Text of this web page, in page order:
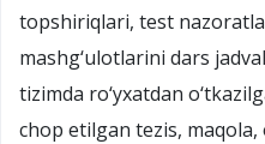
topshiriqlari, test
mashg‘ulotlarini dars
tizimda ro‘yxatdan
chop etilgan tezis, maqola,